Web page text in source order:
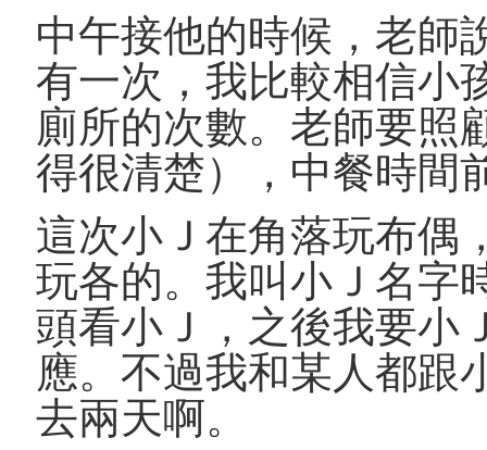
中午接他的時候，老師
有一次，我比較相信小
廁所的次數。老師要照
得很清楚），中餐時間
這次小Ｊ在角落玩布偶
玩各的。我叫小Ｊ名字
頭看小Ｊ，之後我要小
應。不過我和某人都跟
去兩天啊。